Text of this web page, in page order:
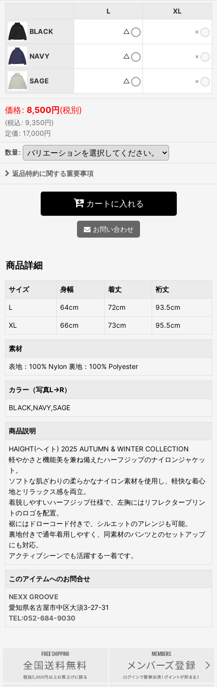
L XL
BLACK △ ×
NAVY △ ×
SAGE △ ×
価格: 8,500円(税別)
(税込: 9,350円)
定価: 17,000円
数量:
返品特約に関する重要事項
カートに入れる
お問い合わせ
商品詳細
サイズ 身幅 着丈 裄丈
L 64cm 72cm 93.5cm
XL 66cm 73cm 95.5cm
素材
表地：100% Nylon 裏地：100% Polyester
カラー（写真L→R）
BLACK,NAVY,SAGE
商品説明
HAIGHT(ヘイト) 2025 AUTUMN & WINTER COLLECTION
軽やかさと機能美を兼ね備えたハーフジップのナイロンジャケッ
ト。
ソフトな肌ざわりの柔らかなナイロン素材を使用し、軽快な着心
地とリラックス感を両立。
着脱しやすいハーフジップ仕様で、左胸にはリフレクタープリン
トのロゴを配置。
裾にはドローコード付きで、シルエットのアレンジも可能。
裏地付きで通年着用しやすく、同素材のパンツとのセットアップ
にも対応。
アクティブシーンでも活躍する一着です。
このアイテムへのお問合せ
NEXX GROOVE
愛知県名古屋市中区大須3-27-31
TEL:052-684-9030